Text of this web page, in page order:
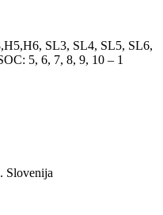
SL3, SL4, SL5, SL6,
5, 6, 7, 8, 9, 10 – 1
Slovenija